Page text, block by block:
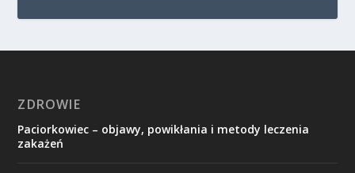
ZDROWIE
Paciorkowiec – objawy, powikłania i metody leczenia
zakażeń